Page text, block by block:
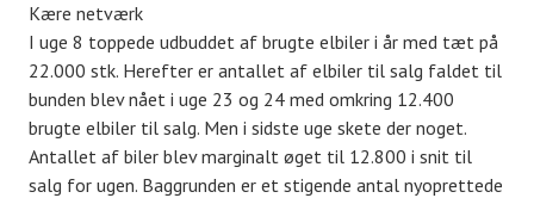
Kære netværk
I uge 8 toppede udbuddet af brugte elbiler i år med tæt på
22.000 stk. Herefter er antallet af elbiler til salg faldet til
bunden blev nået i uge 23 og 24 med omkring 12.400
brugte elbiler til salg. Men i sidste uge skete der noget.
Antallet af biler blev marginalt øget til 12.800 i snit til
salg for ugen. Baggrunden er et stigende antal nyoprettede